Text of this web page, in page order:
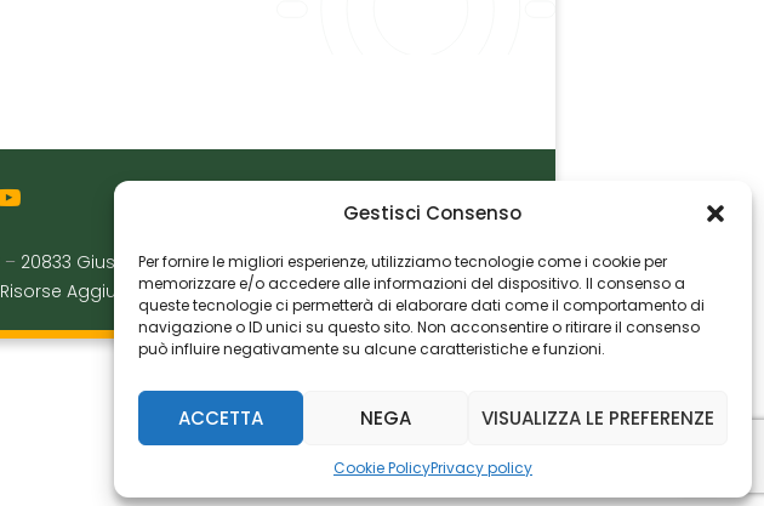
Gestisci Consenso
Per fornire le migliori esperienze, utilizziamo tecnologie come i cookie per
memorizzare e/o accedere alle informazioni del dispositivo. Il consenso a
queste tecnologie ci permetterà di elaborare dati come il comportamento di
navigazione o ID unici su questo sito. Non acconsentire o ritirare il consenso
può influire negativamente su alcune caratteristiche e funzioni.
ACCETTA NEGA VISUALIZZA LE PREFERENZE
Cookie PolicyPrivacy policy
– 20833 Giussano (MB) | P.I. 06982770965
Risorse Aggiuntive